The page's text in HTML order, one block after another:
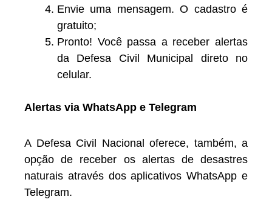
Envie uma mensagem. O cadastro é
gratuito;
Pronto! Você passa a receber alertas
da Defesa Civil Municipal direto no
celular.
Alertas via WhatsApp e Telegram
A Defesa Civil Nacional oferece, também, a
opção de receber os alertas de desastres
naturais através dos aplicativos WhatsApp e
Telegram.